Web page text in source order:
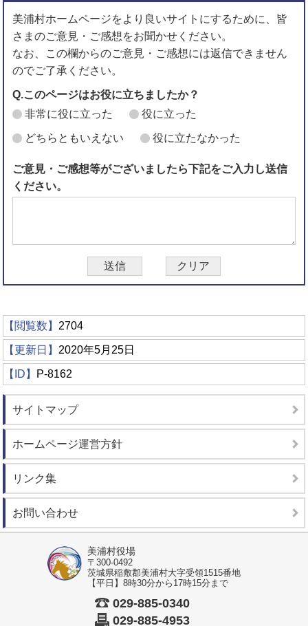
美浦村ホームページをより良いサイトにするために、皆
さまのご意見・ご感想をお聞かせください。
なお、この欄からのご意見・ご感想には返信できません
のでご了承ください。
Q.このページはお役に立ちましたか？
非常に役に立った
役に立った
どちらともいえない 役に立たなかった
ご意見・ご感想等がございましたら下記をご入力し送信
ください。
【閲覧数】 2704
【更新日】 2020年5月25日
【ID】 P-8162
サイトマップ
ホームページ運営方針
リンク集
お問い合わせ
美浦村役場
〒300-0492
茨城県稲敷郡美浦村大字受領1515番地
【平日】8時30分から17時15分まで
029-885-0340
029-885-4953